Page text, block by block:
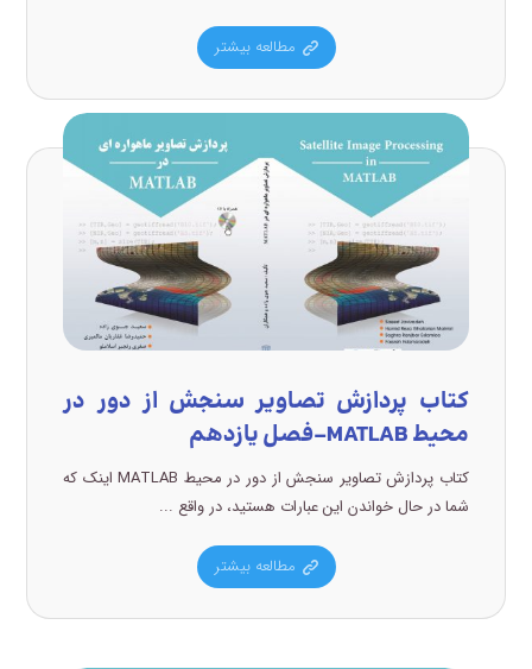
مطالعه بیشتر
کتاب پردازش تصاویر سنجش از دور در
محیط MATLAB-فصل یازدهم
کتاب پردازش تصاویر سنجش از دور در محیط MATLAB اینک که
شما در حال خواندن این عبارات هستید، در واقع ...
مطالعه بیشتر